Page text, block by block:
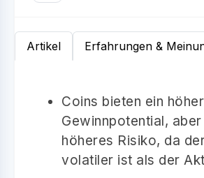
Artikel Erfahrungen &
Coins bieten ein
Gewinnpotential,
höheres Risiko, da
volatiler ist als der